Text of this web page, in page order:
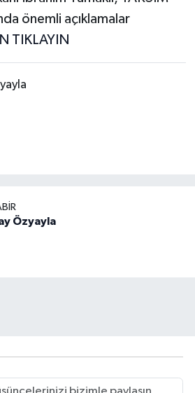
önemli açıklamalar
TIKLAYIN
Özyayla